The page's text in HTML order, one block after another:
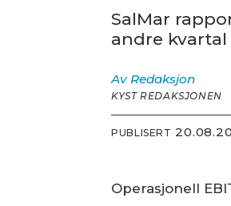
SalMar
andre
Av Redaksjon
KYST REDAKSJONEN
PUBLISERT
Operasjonell